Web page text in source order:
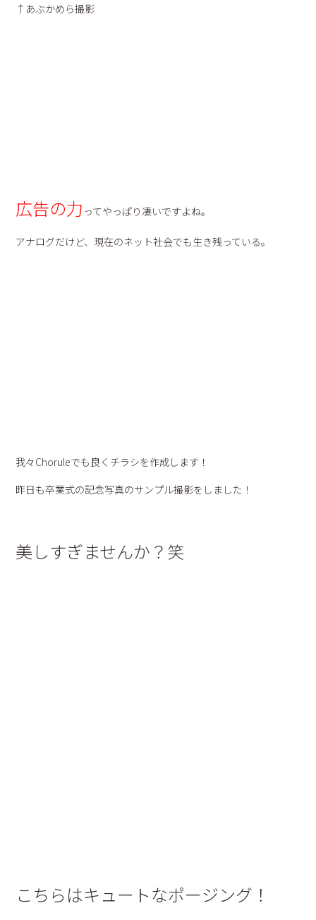
↑あぶかめら撮影
広告の力 ってやっぱり凄いですよね。
アナログだけど、現在のネット社会でも生き残っている。
我々Choruleでも良くチラシを作成します！
昨日も卒業式の記念写真のサンプル撮影をしました！
美しすぎませんか？笑
こちらはキュートなポージング！